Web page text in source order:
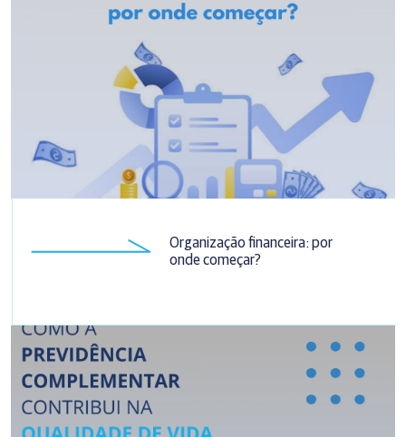
Organização financeira: por
onde começar?